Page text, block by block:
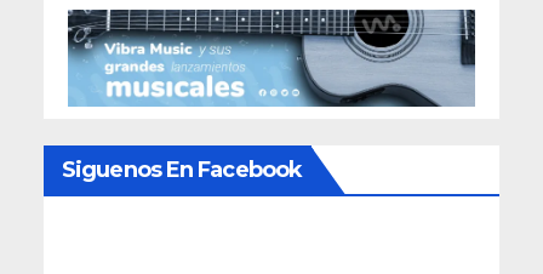
Siguenos En Facebook